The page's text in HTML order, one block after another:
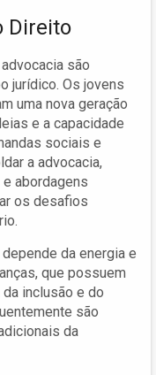
Direito
são
jurídico. Os jovens
uma nova geração
e a capacidade
sociais e
a advocacia,
abordagens
os desafios
da energia e
que possuem
inclusão e do
são
da